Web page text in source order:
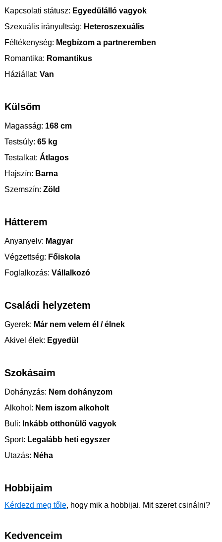
Kapcsolati státusz: Egyedülálló vagyok
Szexuális irányultság: Heteroszexuális
Féltékenység: Megbízom a partneremben
Romantika: Romantikus
Háziállat: Van
Külsőm
Magasság: 168 cm
Testsúly: 65 kg
Testalkat: Átlagos
Hajszín: Barna
Szemszín: Zöld
Hátterem
Anyanyelv: Magyar
Végzettség: Főiskola
Foglalkozás: Vállalkozó
Családi helyzetem
Gyerek: Már nem velem él / élnek
Akivel élek: Egyedül
Szokásaim
Dohányzás: Nem dohányzom
Alkohol: Nem iszom alkoholt
Buli: Inkább otthonülő vagyok
Sport: Legalább heti egyszer
Utazás: Néha
Hobbijaim
Kérdezd meg tőle, hogy mik a hobbijai. Mit szeret csinálni?
Kedvenceim